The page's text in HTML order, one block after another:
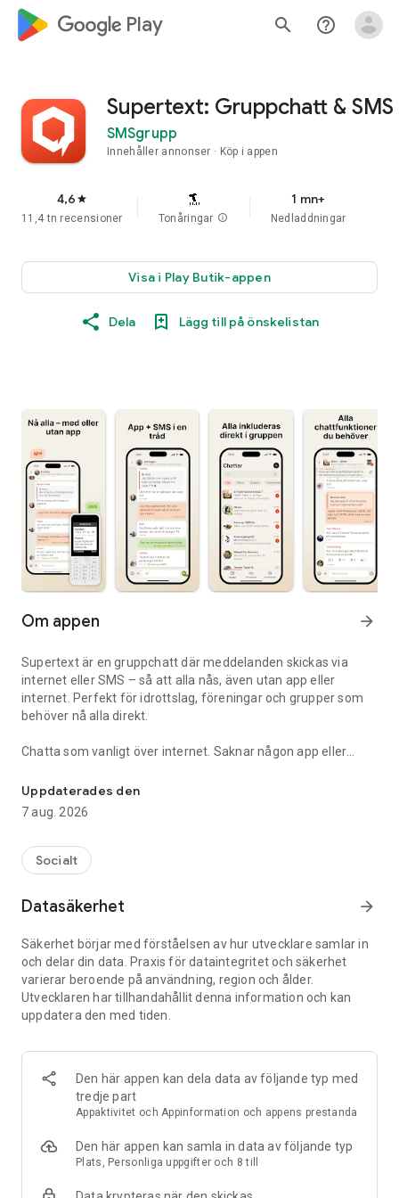
google_logo Play search help_outline
Supertext: Gruppchatt & SMS
SMSgrupp
Innehåller annonser Köp i appen
4,6 star
11,4 tn recensioner Tonåringar info
1 mn+
Nedladdningar
Visa i Play Butik-appen
Dela Lägg till på önskelistan
Om appen arrow_forward
Supertext är en gruppchatt där meddelanden skickas via
internet eller SMS – så att alla nås, även utan app eller
internet. Perfekt för idrottslag, föreningar och grupper som
behöver nå alla direkt.
Chatta som vanligt över internet. Saknar någon app eller
läsa och svara i samma konversation.
Över en miljon svenskar använder redan Supertext för att
Håll ihop lag, vänner och familj – oavsett vilka mobiler de
⭐ PERFEKT FÖR
• Idrottslag
• Föreningar och grupper
• Föräldragrupper
• Resor, event och kompisgäng
• Arbetsgrupper som behöver nå alla direkt
• Unga utan smartphone – via SMS kan de ändå vara med
⭐ VARFÖR SUPERTEXT?
Uppdaterades den
7 aug. 2026
Socialt
Datasäkerhet arrow_forward
Säkerhet börjar med förståelsen av hur utvecklare samlar in
och delar din data. Praxis för dataintegritet och säkerhet
varierar beroende på användning, region och ålder.
Utvecklaren har tillhandahållit denna information och kan
uppdatera den med tiden.
Den här appen kan dela data av följande typ med
tredje part
Appaktivitet och Appinformation och appens prestanda
Den här appen kan samla in data av följande typ
Plats, Personliga uppgifter och 8 till